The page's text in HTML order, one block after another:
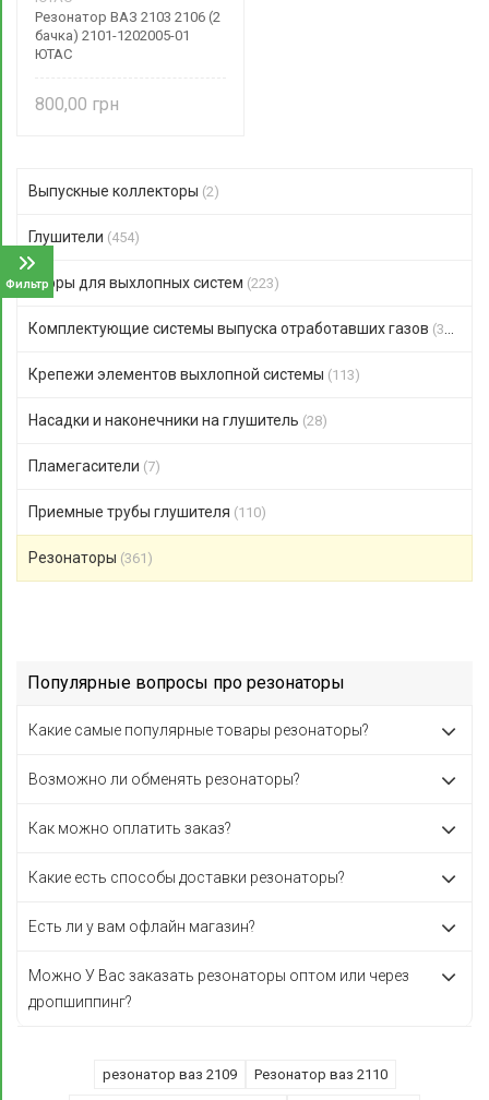
Фильтр
Резонатор ВАЗ 2103 2106 (2
бачка) 2101-1202005-01
ЮТАС
800,00
Выпускные коллекторы (2)
Глушители (454)
Гофры для выхлопных систем (223)
Комплектующие системы выпуска отработавших газов (351)
Крепежи элементов выхлопной системы (113)
Насадки и наконечники на глушитель (28)
Пламегасители (7)
Приемные трубы глушителя (110)
Резонаторы (361)
Популярные вопросы про резонаторы
Какие самые популярные товары резонаторы?
Возможно ли обменять резонаторы?
Как можно оплатить заказ?
Какие есть способы доставки резонаторы?
Есть ли у вам офлайн магазин?
Можно У Вас заказать резонаторы оптом или через
дропшиппинг?
резонатор ваз 2109 Резонатор ваз 2110